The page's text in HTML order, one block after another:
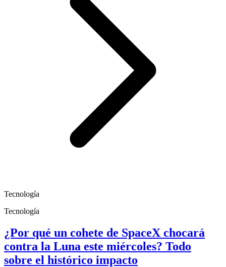
Tecnología
Tecnología
¿Por qué un cohete de SpaceX chocará
contra la Luna este miércoles? Todo
sobre el histórico impacto